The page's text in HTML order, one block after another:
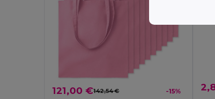
121,00 €142,54 € -15%